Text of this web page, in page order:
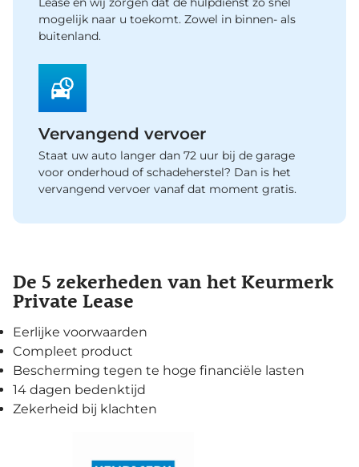
mogelijk naar u toekomt. Zowel in binnen- als
buitenland.
Vervangend vervoer
Staat uw auto langer dan 72 uur bij de garage
voor onderhoud of schadeherstel? Dan is het
vervangend vervoer vanaf dat moment gratis.
De 5 zekerheden van het Keurmerk
Private Lease
Eerlijke voorwaarden
Compleet product
Bescherming tegen te hoge financiële lasten
14 dagen bedenktijd
Zekerheid bij klachten